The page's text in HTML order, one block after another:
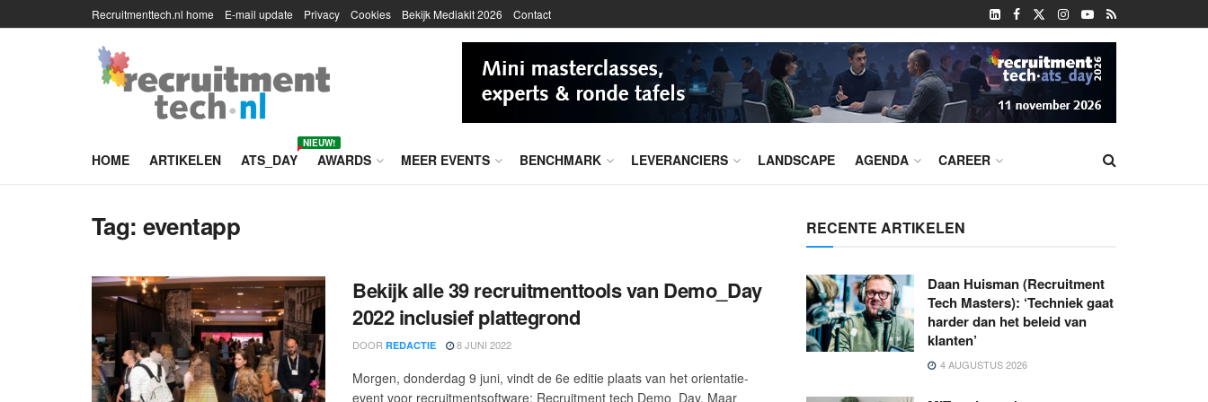
Recruitmenttech.nl home E-mail update Privacy Cookies Bekijk Mediakit 2026 Contact
HOME ARTIKELEN ATS_DAY
NIEUW!
AWARDS MEER EVENTS BENCHMARK LEVERANCIERS LANDSCAPE AGENDA CAREER
Tag:eventapp
Bekijk alle 39 recruitmenttools van Demo_Day
2022 inclusief plattegrond
DOOR REDACTIE 8 JUNI 2022
Morgen, donderdag 9 juni, vindt de 6e editie plaats van het orientatie-
event voor recruitmentsoftware: Recruitment tech Demo_Day. Maar
RECENTE ARTIKELEN
Daan Huisman (Recruitment
Tech Masters): ‘Techniek gaat
harder dan het beleid van
klanten’
4 AUGUSTUS 2026